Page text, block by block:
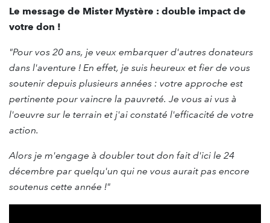
Le message de Mister Mystère : double impact de
votre don !
"Pour vos 20 ans, je veux embarquer d'autres donateurs
dans l'aventure ! En effet, je suis heureux et fier de vous
soutenir depuis plusieurs années : votre approche est
pertinente pour vaincre la pauvreté. Je vous ai vus à
l'oeuvre sur le terrain et j'ai constaté l'efficacité de votre
action.
Alors je m'engage à doubler tout don fait d'ici le 24
décembre par quelqu'un qui ne vous aurait pas encore
soutenus cette année !"